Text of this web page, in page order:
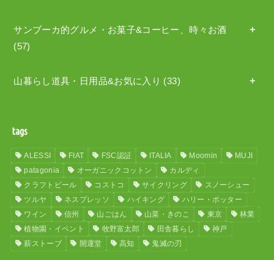
サンブーカ的グルメ・お菓子&コーヒー、時々お酒
(57)
山暮らし道具・日用品&お気に入り (33)
tags
ALESSI FIAT FSC認証 ITALIA Moomin
MUJI
patagonia
オーガニックコットン
カルディ
クラフトビール
コストコ サイクリング
スノーシュー
ツルヤ
ネスプレッソ ハイキング
ハリー・ポッター
ワイン
信州 山ごはん 山菜・きのこ 東京
林業
植物園・イベント
牧野富太郎 田舎暮らし
神戸
薪ストーブ
開運堂 高知 鬼滅の刃